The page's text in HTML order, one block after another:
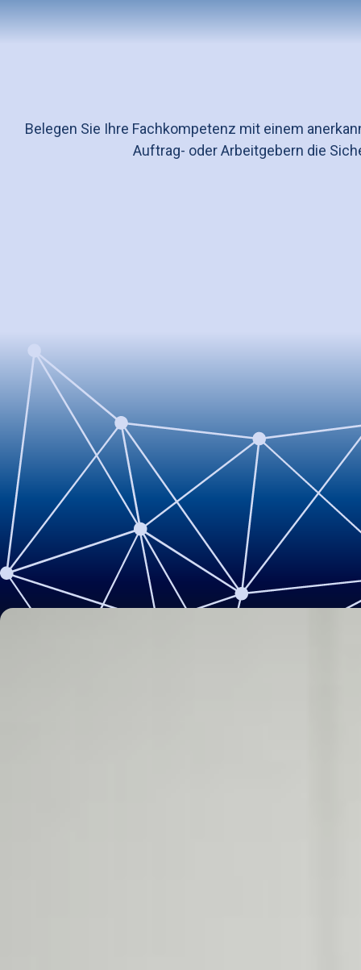
Belegen Sie Ihre Fachkompetenz mit einem
Auftrag- oder Arbeitgebern die